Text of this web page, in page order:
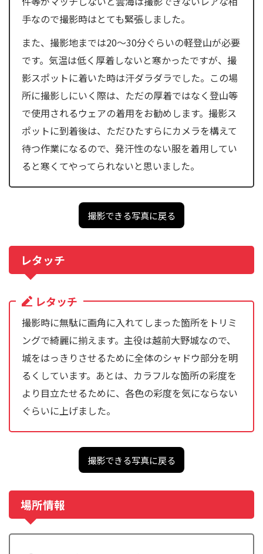
手なので撮影時はとても緊張しました。
また、撮影地までは20〜30分ぐらいの軽登山が必要
です。気温は低く厚着しないと寒かったですが、撮
影スポットに着いた時は汗ダラダラでした。この場
所に撮影しにいく際は、ただの厚着ではなく登山等
で使用されるウェアの着用をお勧めします。撮影ス
ポットに到着後は、ただひたすらにカメラを構えて
待つ作業になるので、発汗性のない服を着用してい
ると寒くてやってられないと思いました。
撮影できる写真に戻る
レタッチ
レタッチ
撮影時に無駄に画角に入れてしまった箇所をトリミ
ングで綺麗に揃えます。主役は越前大野城なので、
城をはっきりさせるために全体のシャドウ部分を明
るくしています。あとは、カラフルな箇所の彩度を
より目立たせるために、各色の彩度を気にならない
ぐらいに上げました。
撮影できる写真に戻る
場所情報